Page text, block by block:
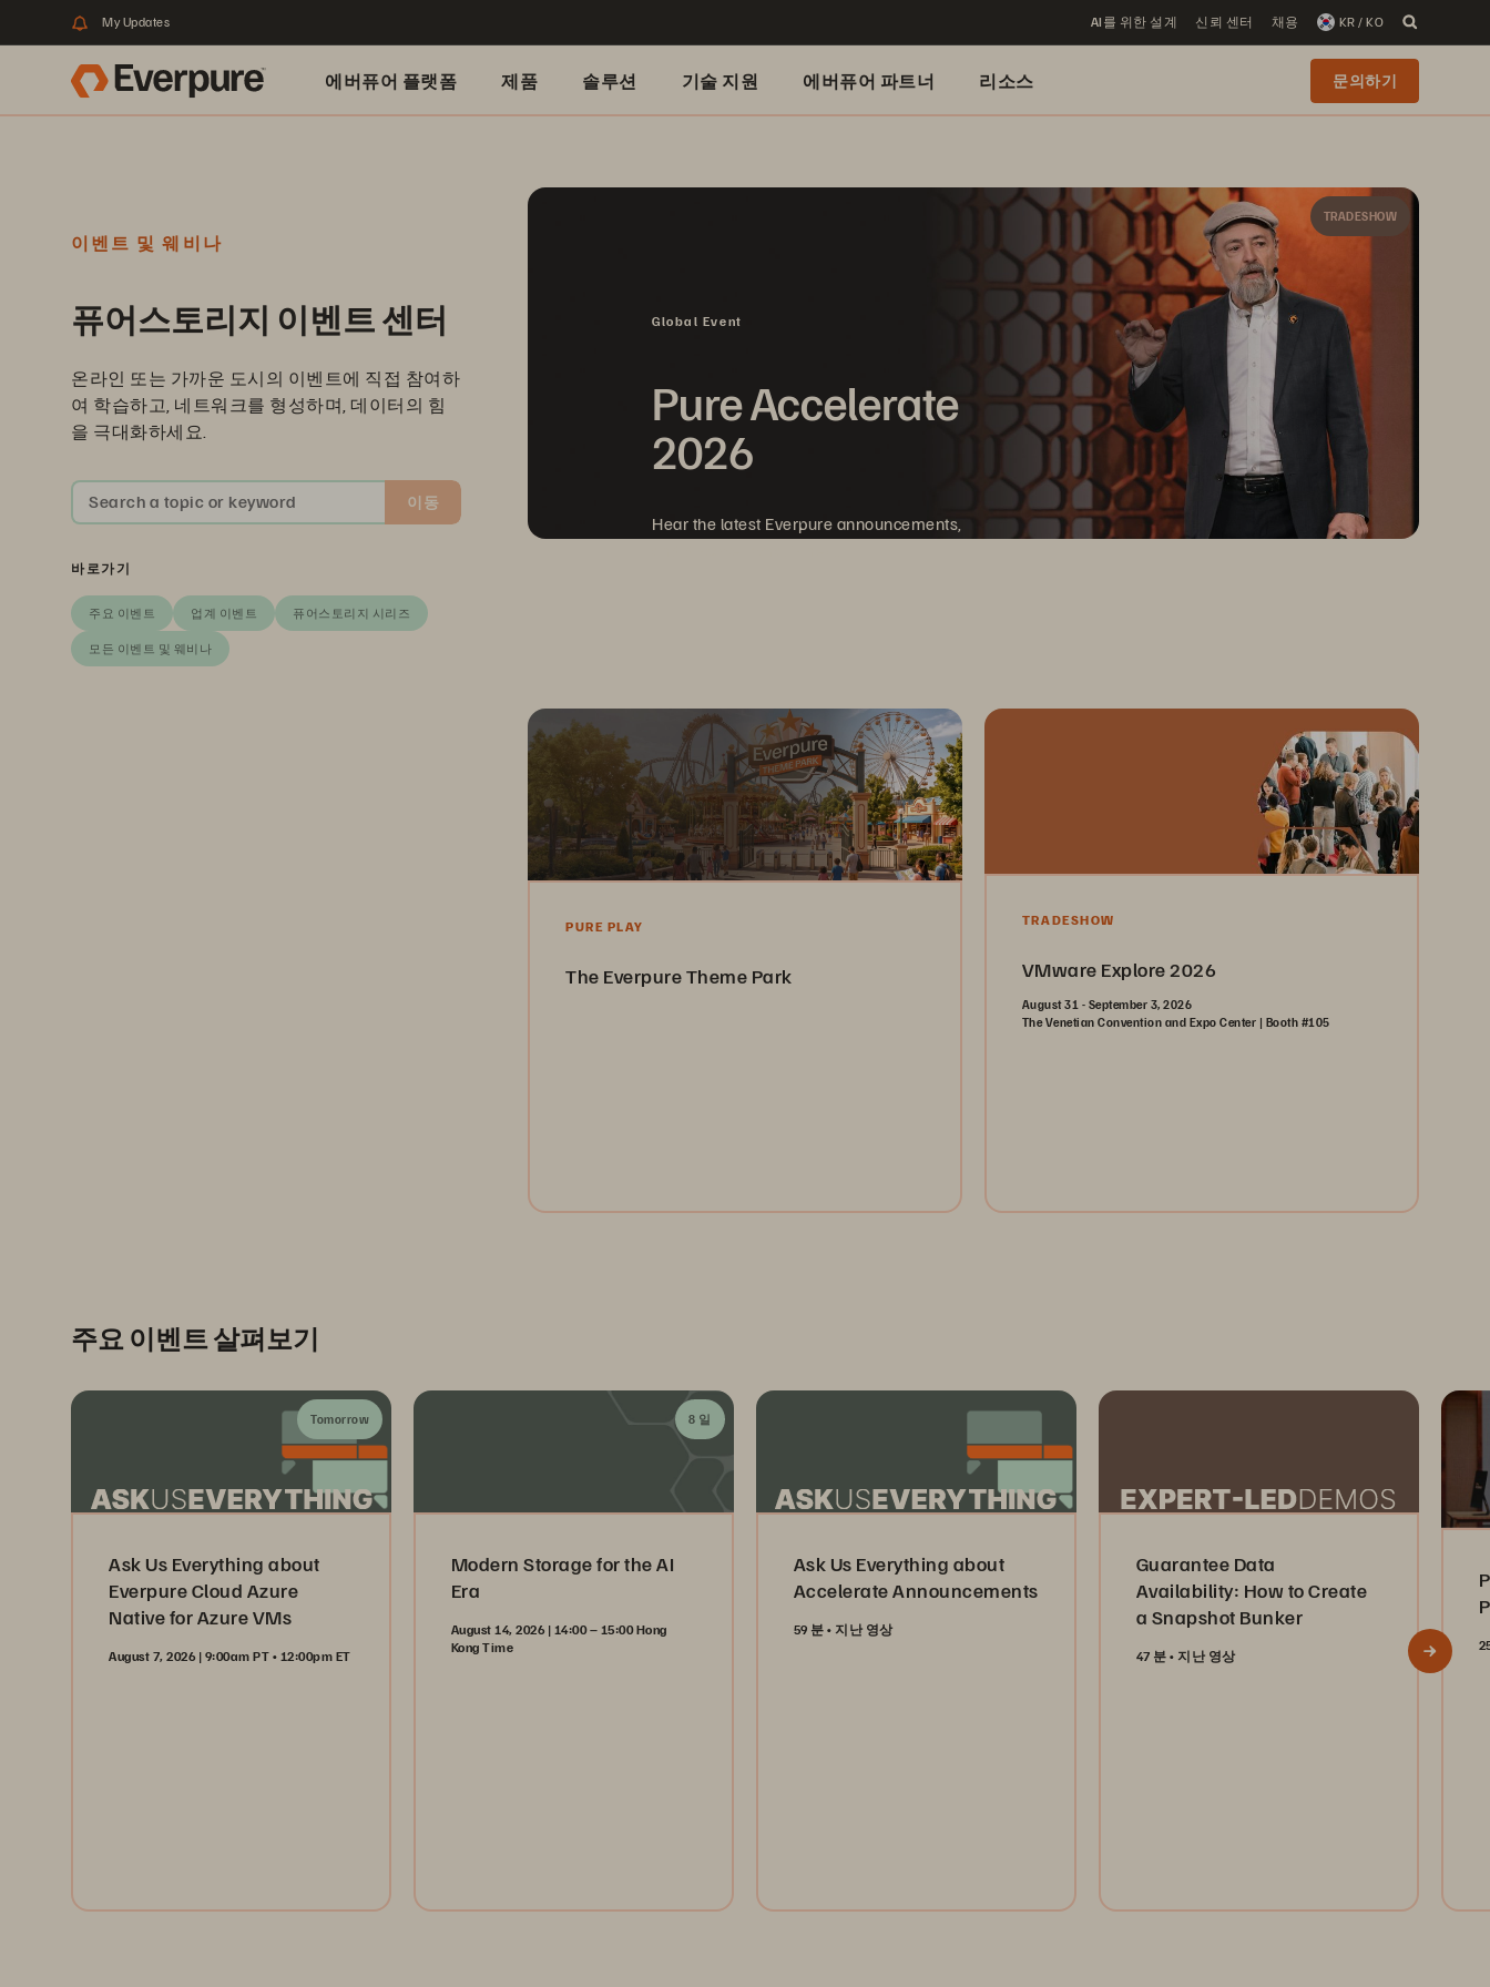
My Updates AI를 위한 설계 신뢰 센터 채용 KR / KO
에버퓨어 플랫폼 제품 솔루션 기술 지원 에버퓨어 파트너 리소스 문의하기
이벤트 및 웨비나
퓨어스토리지 이벤트 센터
온라인 또는 가까운 도시의 이벤트에 직접 참여하
여 학습하고, 네트워크를 형성하며, 데이터의 힘
을 극대화하세요.
Search a topic or keyword 이동
바로가기
주요 이벤트 업계 이벤트 퓨어스토리지 시리즈
모든 이벤트 및 웨비나
TRADESHOW
Global Event
Pure Accelerate
2026
Hear the latest Everpure announcements,
PURE PLAY
The Everpure Theme Park
TRADESHOW
VMware Explore 2026
August 31 - September 3, 2026
The Venetian Convention and Expo Center | Booth #105
주요 이벤트 살펴보기
Tomorrow
Ask Us Everything about
Everpure Cloud Azure
Native for Azure VMs
August 7, 2026 | 9:00am PT • 12:00pm ET
8 일
Modern Storage for the AI
Era
August 14, 2026 | 14:00 – 15:00 Hong
Kong Time
Ask Us Everything about
Accelerate Announcements
59 분 지난 영상
Guarantee Data
Availability: How to Create
a Snapshot Bunker
47 분 지난 영상